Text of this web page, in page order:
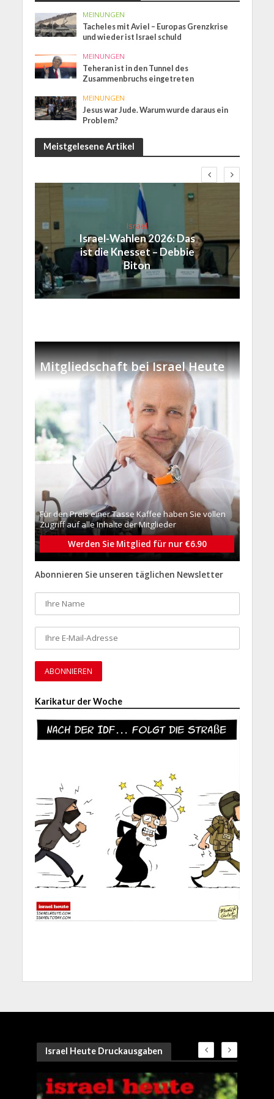
MEINUNGEN
Tacheles mit Aviel – Europas Grenzkrise
und wieder ist Israel schuld
MEINUNGEN
Teheran ist in den Tunnel des
Zusammenbruchs eingetreten
MEINUNGEN
Jesus war Jude. Warum wurde daraus ein
Problem?
Meistgelesene Artikel
Israel
Israel-Wahlen 2026: Das
ist die Knesset – Debbie
Biton
Mitgliedschaft bei Israel Heute
Für den Preis einer Tasse Kaffee haben Sie vollen
Zugriff auf alle Inhalte der Mitglieder
Werden Sie Mitglied für nur €6.90
Abonnieren Sie unseren täglichen Newsletter
Karikatur der Woche
Israel Heute Druckausgaben